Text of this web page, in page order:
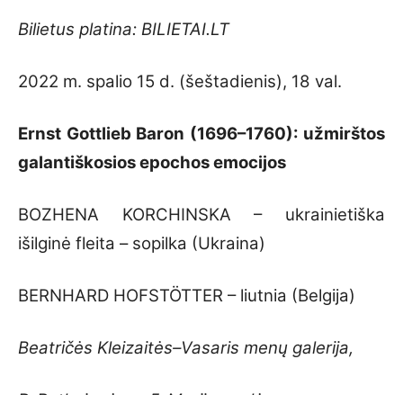
Bilietus platina: BILIETAI.LT
2022 m. spalio 15 d. (šeštadienis), 18 val.
Ernst Gottlieb Baron (1696–1760): užmirštos
galantiškosios epochos emocijos
BOZHENA KORCHINSKA – ukrainietiška
išilginė fleita – sopilka (Ukraina)
BERNHARD HOFSTÖTTER – liutnia (Belgija)
Beatričės Kleizaitės–Vasaris menų galerija,